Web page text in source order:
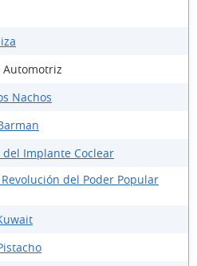
Automotriz
Nachos
Implante Coclear
del Poder Popular